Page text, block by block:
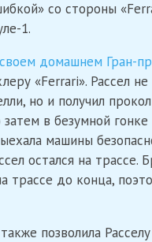
со стороны
1.
домашнем Гран-
«Ferrari». Рассел
но и получил
в безумной
машины
остался на трассе.
трассе до конца,
позволила